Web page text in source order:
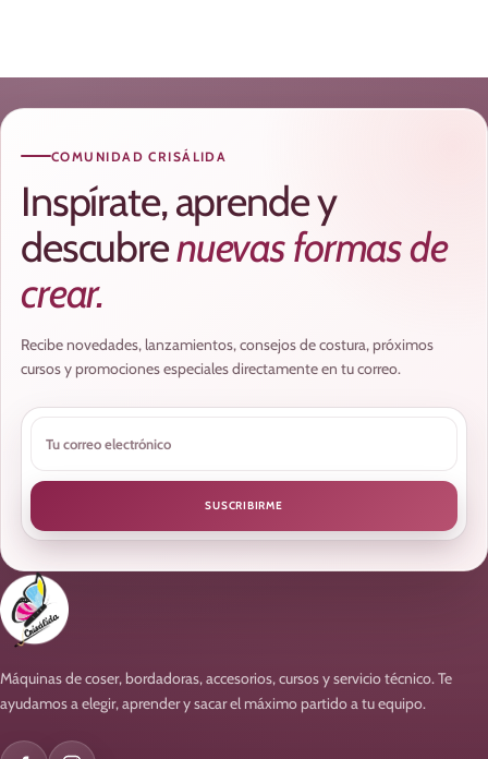
COMUNIDAD CRISÁLIDA
Inspírate, aprende y
descubrenuevas formas de
crear.
Recibe novedades, lanzamientos, consejos de costura, próximos
cursos y promociones especiales directamente en tu correo.
SUSCRIBIRME
Máquinas de coser, bordadoras, accesorios, cursos y servicio técnico. Te
ayudamos a elegir, aprender y sacar el máximo partido a tu equipo.